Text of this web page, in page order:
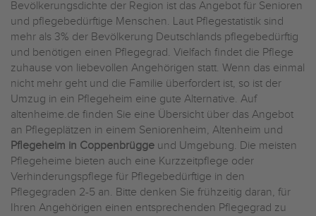
Bevölkerungsdichte der Region ist das Angebot für Senioren
und pflegebedürftige Menschen. Laut Pflegestatistik sind
mehr als 3% der Bevölkerung Deutschlands pflegebedürftig
und benötigen einen Pflegegrad. Vielfach findet die Pflege
zuhause von liebevollen Angehörigen statt. Wenn das einmal
nicht mehr geht und die Familie überfordert ist, so ist der
Umzug in ein Pflegeheim eine gute Alternative. Auf
altenheime.de finden Sie eine Übersicht über das Angebot
an Pflegeplätzen in einem Seniorenheim, Altenheim und
Pflegeheim in Coppenbrügge und Umgebung. Die meisten
Pflegeheime bieten auch eine Kurzzeitpflege oder
Verhinderungspflege für Pflegebedürftige in den
Pflegegraden 2-5 an. Bitte denken Sie frühzeitig daran, für
Ihren Angehörigen einen entsprechenden Pflegegrad zu